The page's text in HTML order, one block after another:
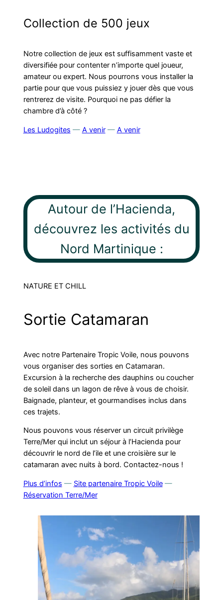
Collection de 500 jeux
Notre collection de jeux est suffisamment vaste et
diversifiée pour contenter n’importe quel joueur,
amateur ou expert. Nous pourrons vous installer la
partie pour que vous puissiez y jouer dès que vous
rentrerez de visite. Pourquoi ne pas défier la
chambre d’à côté ?
Les Ludogites — A venir— A venir
Autour de l’Hacienda,
découvrez les activités du
Nord Martinique :
NATURE ET CHILL
Sortie Catamaran
Avec notre Partenaire Tropic Voile, nous pouvons
vous organiser des sorties en Catamaran.
Excursion à la recherche des dauphins ou coucher
de soleil dans un lagon de rêve à vous de choisir.
Baignade, planteur, et gourmandises inclus dans
ces trajets.
Nous pouvons vous réserver un circuit privilège
Terre/Mer qui inclut un séjour à l’Hacienda pour
découvrir le nord de l’ile et une croisière sur le
catamaran avec nuits à bord. Contactez-nous !
Plus d’infos — Site partenaire Tropic Voile—
Réservation Terre/Mer